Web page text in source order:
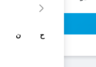
ح ن